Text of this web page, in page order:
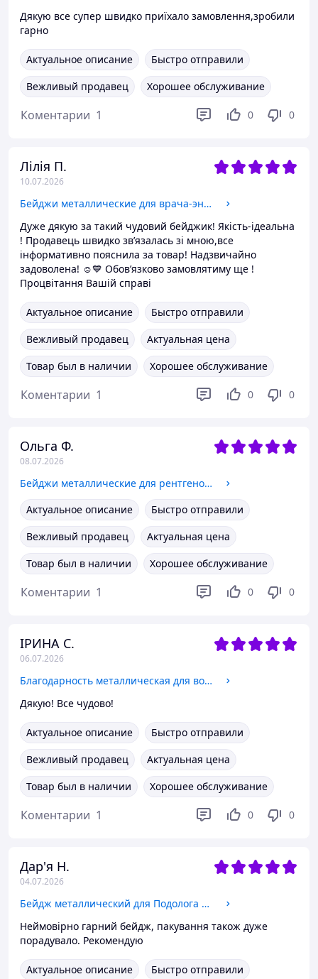
Дякую все супер швидко приїхало замовлення,зробили
гарно
Актуальное описание
Быстро отправили
Вежливый продавец
Хорошее обслуживание
Коментарии 1 0 0
Лілія П.
10.07.2026
Бейджи металлические для врача-эндокринолога
Дуже дякую за такий чудовий бейджик! Якість-ідеальна
! Продавець швидко звʼязалась зі мною,все
інформативно пояснила за товар! Надзвичайно
задоволена! ☺️💙 Обовʼязково замовлятиму ще !
Процвітання Вашій справі
Актуальное описание
Быстро отправили
Вежливый продавец
Актуальная цена
Товар был в наличии
Хорошее обслуживание
Коментарии 1 0 0
Ольга Ф.
08.07.2026
Бейджи металлические для рентгенолаборанта
Актуальное описание
Быстро отправили
Вежливый продавец
Актуальная цена
Товар был в наличии
Хорошее обслуживание
Коментарии 1 0 0
ІРИНА С.
06.07.2026
Благодарность металлическая для военного врача, формат А4
Дякую! Все чудово!
Актуальное описание
Быстро отправили
Вежливый продавец
Актуальная цена
Товар был в наличии
Хорошее обслуживание
Коментарии 1 0 0
Дар'я Н.
04.07.2026
Бейдж металлический для Подолога на магните или булавке
Неймовірно гарний бейдж, пакування також дуже
порадувало. Рекомендую
Актуальное описание
Быстро отправили